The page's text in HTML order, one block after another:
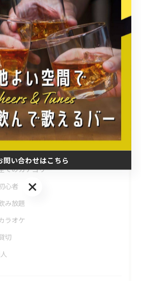
ト #ウイスキー好き #ウイスキー女
一覧に戻る 次のページ >
テゴリー
てのカテゴリー
心者
み放題
ラオケ
切
問い合わせはこちら
問い合わせはこちら